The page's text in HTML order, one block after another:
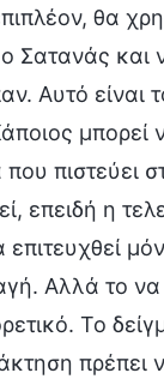
θα
Σατανάς και
Αυτό είναι
μπορεί
πιστεύει
επειδή η
επιτευχθεί
Αλλά το να
Το
πρέπει